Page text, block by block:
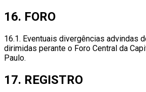
16. FORO
16.1. Eventuais divergências advindas
dirimidas perante o Foro Central da
Paulo.
17. REGISTRO